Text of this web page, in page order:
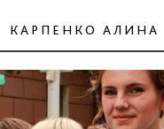
КАРПЕНКО АЛИНА